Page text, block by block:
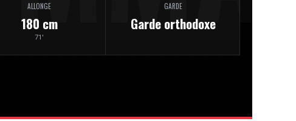
ALLONGE
180 cm
71'
GARDE
Garde orthodoxe